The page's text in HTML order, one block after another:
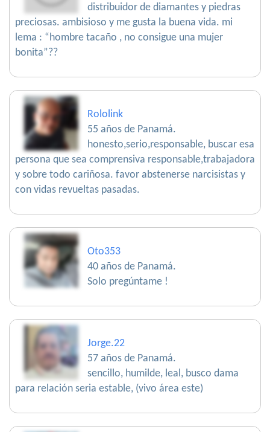
distribuidor de diamantes y piedras
preciosas. ambisioso y me gusta la buena vida. mi
lema : “hombre tacaño , no consigue una mujer
bonita”??
Rololink
55 años de Panamá.
honesto,serio,responsable, buscar esa
persona que sea comprensiva responsable,trabajadora
y sobre todo cariñosa. favor abstenerse narcisistas y
con vidas revueltas pasadas.
Oto353
40 años de Panamá.
Solo pregúntame !
Jorge.22
57 años de Panamá.
sencillo, humilde, leal, busco dama
para relación seria estable, (vivo área este)